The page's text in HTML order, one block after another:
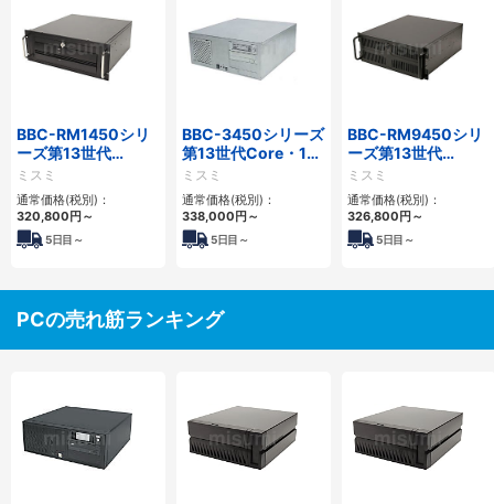
BBC-RM1450シリ
ーズ第13世代
Core・12世代
Celeron対応ラック
マウント4PCIe
ミスミ
通常価格(税別)：
320,800円～
5日目～
BBC-3450シリーズ
第13世代Core・12
世代Celeron対応フ
ロアマウント4PCIe
ミスミ
通常価格(税別)：
338,000円～
5日目～
BBC-RM9450シリ
ーズ第13世代
Core・12世代
Celeron対応ラック
マウント4PCIe
ミスミ
通常価格(税別)：
326,800円～
5日目～
PCの売れ筋ランキング